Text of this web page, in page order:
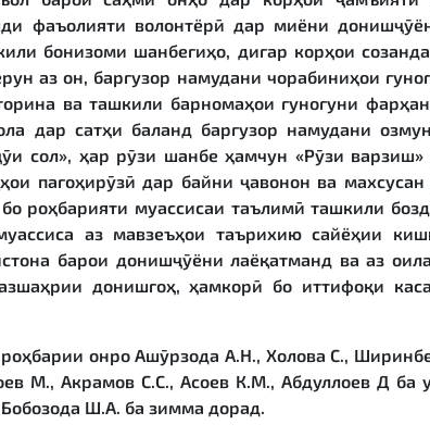
фаъолияти волонтёрӣ дар миёни
бонизоми шанбегиҳо, дигар корҳои
аз он, баргузор намудани чорабиниҳои
ва ташкили барномаҳои гуногуни
дар сатҳи баланд баргузор намудани
сол», ҳар рӯзи шанбе ҳамчун «Рӯзи варзиш»
пагоҳирӯзӣ дар байни ҷавонон ва махсусан
роҳбарияти муассисаи таълимӣ ташкили
аз мавзеъҳои таърихию сайёҳии
барои донишҷӯёни лаёқатманд ва аз
донишгоҳ, ҳамкорӣ бо иттифоқи
онро Ашӯрзода А.Н., Холова С.,
М., Акрамов С.С., Асоев К.М., Абдуллоев Д ба
Ш.А. ба зимма дорад.